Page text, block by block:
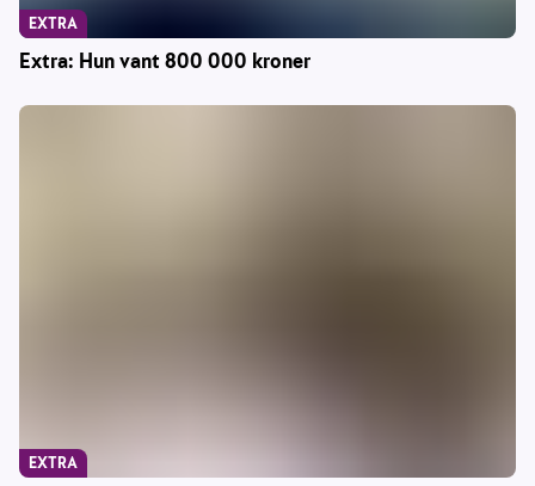
Extra: Hun vant 800 000 kroner
EXTRA
EXTRA